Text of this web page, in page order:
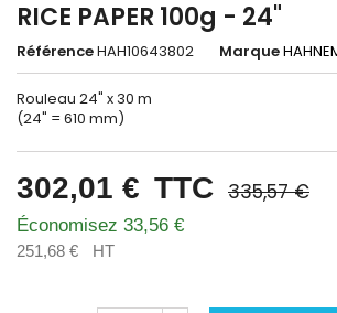
RICE PAPER 100g - 24"
RéférenceHAH10643802 Marque
Rouleau 24" x 30 m
(24" = 610 mm)
302,01 € TTC 335,57 €
Économisez 33,56 €
251,68 € HT